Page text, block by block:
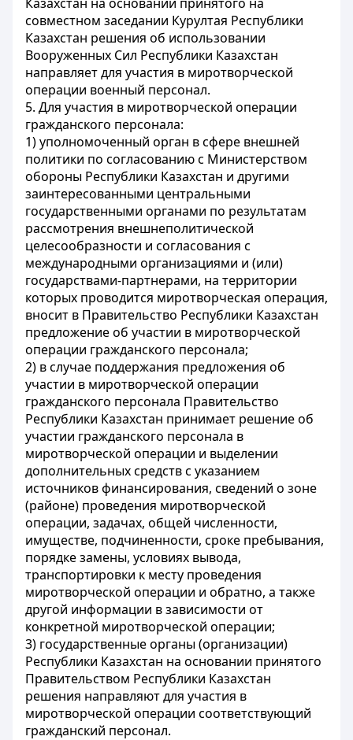
совместном заседании Курултая Республики
Казахстан решения об использовании
Вооруженных Сил Республики Казахстан
направляет для участия в миротворческой
операции военный персонал.
5. Для участия в миротворческой операции
гражданского персонала:
1) уполномоченный орган в сфере внешней
политики по согласованию с Министерством
обороны Республики Казахстан и другими
заинтересованными центральными
государственными органами по результатам
рассмотрения внешнеполитической
целесообразности и согласования с
международными организациями и (или)
государствами-партнерами, на территории
которых проводится миротворческая операция,
вносит в Правительство Республики Казахстан
предложение об участии в миротворческой
операции гражданского персонала;
2) в случае поддержания предложения об
участии в миротворческой операции
гражданского персонала Правительство
Республики Казахстан принимает решение об
участии гражданского персонала в
миротворческой операции и выделении
дополнительных средств с указанием
источников финансирования, сведений о зоне
(районе) проведения миротворческой
операции, задачах, общей численности,
имуществе, подчиненности, сроке пребывания,
порядке замены, условиях вывода,
транспортировки к месту проведения
миротворческой операции и обратно, а также
другой информации в зависимости от
конкретной миротворческой операции;
3) государственные органы (организации)
Республики Казахстан на основании принятого
Правительством Республики Казахстан
решения направляют для участия в
миротворческой операции соответствующий
гражданский персонал.